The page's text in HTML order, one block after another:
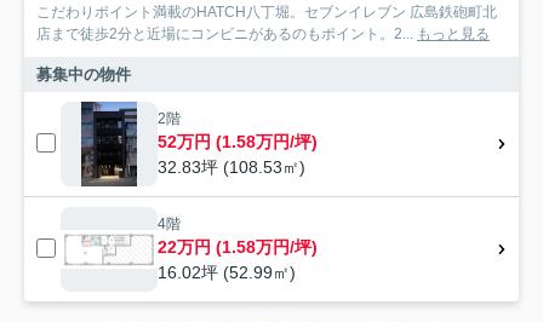
こだわりポイント満載のHATCH八丁堀。セブンイレブン 広島鉄砲町北
店まで徒歩2分と近場にコンビニがあるのもポイント。2... もっと見る
募集中の物件
2階
52万円 (1.58万円/坪)
32.83坪 (108.53㎡)
4階
22万円 (1.58万円/坪)
16.02坪 (52.99㎡)